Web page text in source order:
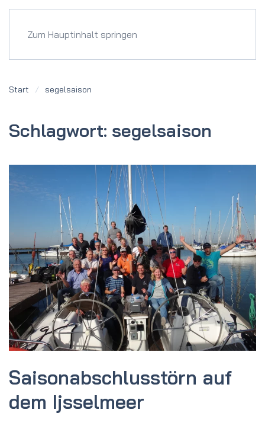
Zum Hauptinhalt springen
Start segelsaison
Schlagwort: segelsaison
Saison­abschluss­törn auf
dem Ijssel­meer